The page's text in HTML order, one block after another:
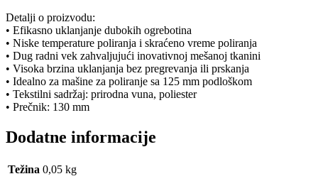
Detalji o proizvodu:
• Efikasno uklanjanje dubokih ogrebotina
• Niske temperature poliranja i skraćeno vreme poliranja
• Dug radni vek zahvaljujući inovativnoj mešanoj tkanini
• Visoka brzina uklanjanja bez pregrevanja ili prskanja
• Idealno za mašine za poliranje sa 125 mm podloškom
• Tekstilni sadržaj: prirodna vuna, poliester
• Prečnik: 130 mm
Dodatne informacije
Težina 0,05 kg